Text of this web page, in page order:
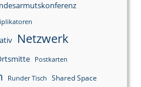
Netzwerk
Postkarten
Runder Tisch Shared Space